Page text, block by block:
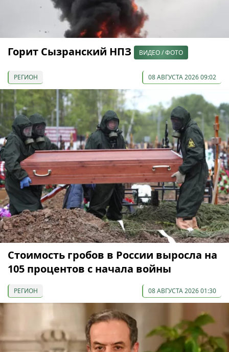
Горит Сызранский НПЗ ВИДЕО / ФОТО
РЕГИОН 08 АВГУСТА 2026 09:02
Стоимость гробов в России выросла на
105 процентов с начала войны
РЕГИОН 08 АВГУСТА 2026 01:30